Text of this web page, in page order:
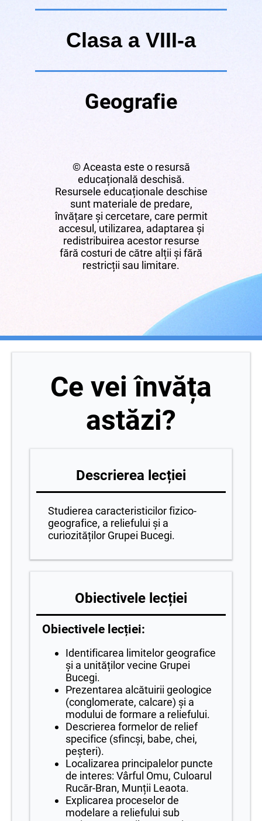
Clasa a VIII-a
Geografie
© Aceasta este o resursă
educațională deschisă.
Resursele educaționale deschise
sunt materiale de predare,
învățare și cercetare, care permit
accesul, utilizarea, adaptarea și
redistribuirea acestor resurse
fără costuri de către alții și fără
restricții sau limitare.
Ce vei învăța
astăzi?
Descrierea lecției
Studierea caracteristicilor fizico-
geografice, a reliefului și a
curiozităților Grupei Bucegi.
Obiectivele lecției
Obiectivele lecției:
Identificarea limitelor geografice
și a unităților vecine Grupei
Bucegi.
Prezentarea alcătuirii geologice
(conglomerate, calcare) și a
modului de formare a reliefului.
Descrierea formelor de relief
specifice (sfincși, babe, chei,
peșteri).
Localizarea principalelor puncte
de interes: Vârful Omu, Culoarul
Rucăr-Bran, Munții Leaota.
Explicarea proceselor de
modelare a reliefului sub